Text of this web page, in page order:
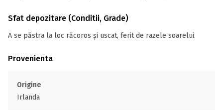
Sfat depozitare (Conditii, Grade)
A se păstra la loc răcoros și uscat, ferit de razele soarelui.
Provenienta
Origine
Irlanda